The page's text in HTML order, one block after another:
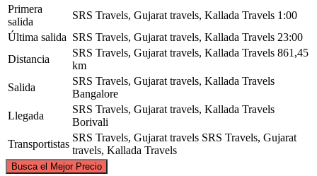
Primera
salida
SRS Travels, Gujarat travels, Kallada Travels 1:00
Última salida SRS Travels, Gujarat travels, Kallada Travels 23:00
Distancia
SRS Travels, Gujarat travels, Kallada Travels 861,45
km
Salida
SRS Travels, Gujarat travels, Kallada Travels
Bangalore
Llegada
SRS Travels, Gujarat travels, Kallada Travels
Borivali
Transportistas
SRS Travels, Gujarat travels SRS Travels, Gujarat
travels, Kallada Travels
Busca el Mejor Precio
©CARTO